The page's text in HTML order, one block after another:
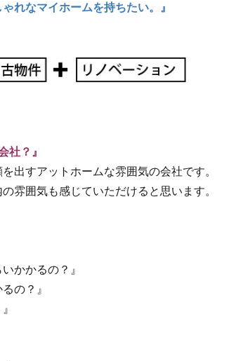
ゃれなマイホームを持ちたい。』
社？』
出すアットホームな雰囲気の会社です。
雰囲気も感じていただけると思います。
かかるの？』
の？』